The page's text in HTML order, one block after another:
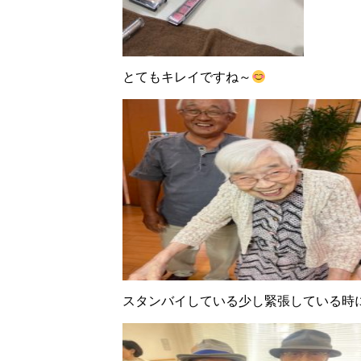
とてもキレイですね～
スタンバイしている少し緊張している時